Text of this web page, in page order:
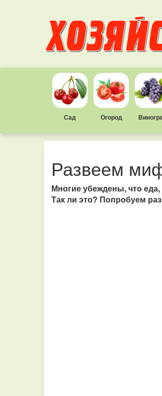
Сад Огород
Развеем
Многие убеждены, что
Так ли это? Попробуем